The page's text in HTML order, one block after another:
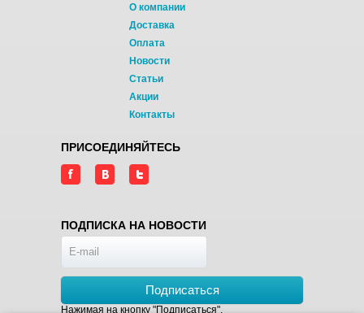
О компании
Доставка
Оплата
Новости
Статьи
Акции
Контакты
ПРИСОЕДИНЯЙТЕСЬ
ПОДПИСКА НА НОВОСТИ
Подписаться
Нажимая на кнопку "Подписаться",